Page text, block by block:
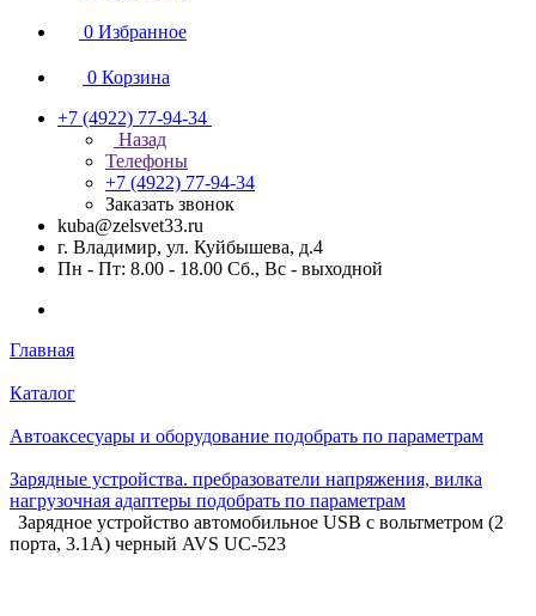
0 Избранное
0 Корзина
+7 (4922) 77-94-34
Назад
Телефоны
+7 (4922) 77-94-34
Заказать звонок
kuba@zelsvet33.ru
г. Владимир, ул. Куйбышева, д.4
Пн - Пт: 8.00 - 18.00 Сб., Вс - выходной
Главная
Каталог
Автоаксесуары и оборудование подобрать по параметрам
Зарядные устройства. пребразователи напряжения, вилка
нагрузочная адаптеры подобрать по параметрам
Зарядное устройство автомобильное USB с вольтметром (2
порта, 3.1А) черный AVS UC-523